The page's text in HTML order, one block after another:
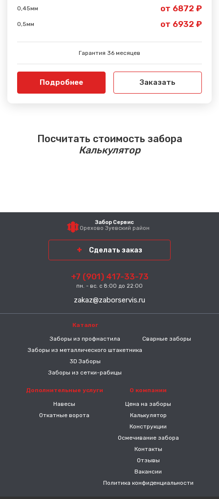
0,45мм от 6872 ₽
0,5мм от 6932 ₽
Гарантия 36 месяцев
Подробнее Заказать
Посчитать стоимость забора
Калькулятор
Забор Сервис
Орехово Зуевский район
Сделать заказ
+7 (901) 417-33-73
пн. - вс. с 8:00 до 22:00
zakaz@zaborservis.ru
Каталог
Заборы из профнастила
Заборы из металлического штакетника
3D Заборы
Заборы из сетки-рабицы
Сварные заборы
Дополнительные услуги
Навесы
Откатные ворота
О компании
Цена на заборы
Калькулятор
Конструкции
Осмечивание забора
Контакты
Отзывы
Вакансии
Политика конфиденциальности